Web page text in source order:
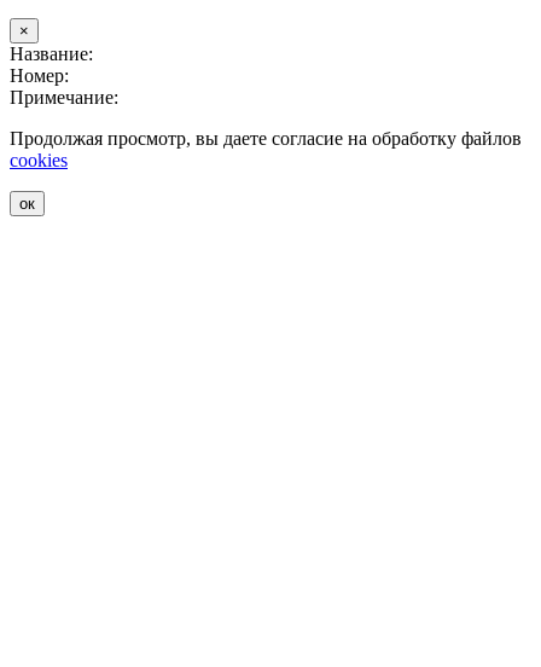
×
Название:
Номер:
Примечание:
Продолжая просмотр, вы даете согласие на обработку файлов
cookies
ок